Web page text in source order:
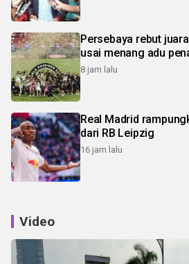
Persebaya rebut
usai menang adu
8 jam lalu
Real Madrid
dari RB Leipzig
16 jam lalu
Video